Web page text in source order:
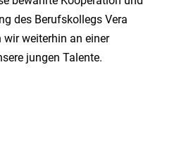
des Berufskollegs Vera
wir weiterhin an einer
jungen Talente.